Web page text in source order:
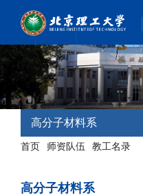
高分子材料系
首页 师资队伍 教工名录
高分子材料系